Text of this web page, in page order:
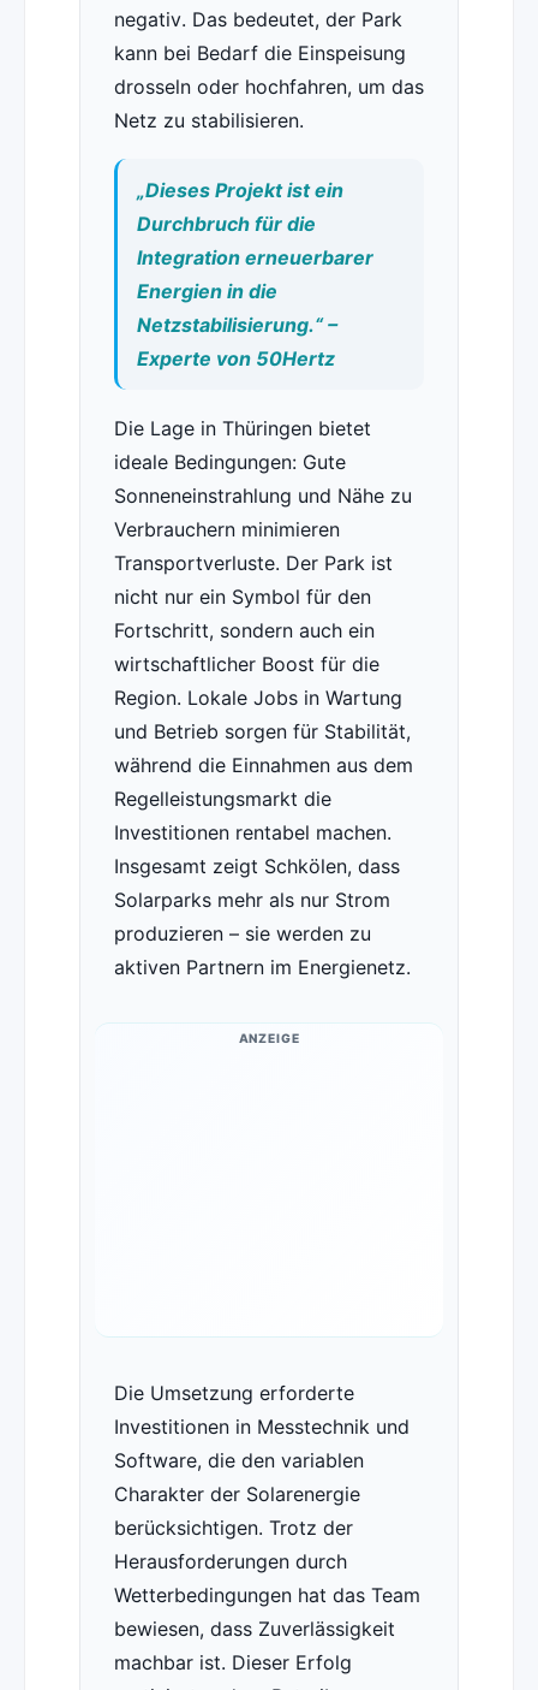
negativ. Das bedeutet, der Park
kann bei Bedarf die Einspeisung
drosseln oder hochfahren, um das
Netz zu stabilisieren.
„Dieses Projekt ist ein
Durchbruch für die
Integration erneuerbarer
Energien in die
Netzstabilisierung.“ –
Experte von 50Hertz
Die Lage in Thüringen bietet
ideale Bedingungen: Gute
Sonneneinstrahlung und Nähe zu
Verbrauchern minimieren
Transportverluste. Der Park ist
nicht nur ein Symbol für den
Fortschritt, sondern auch ein
wirtschaftlicher Boost für die
Region. Lokale Jobs in Wartung
und Betrieb sorgen für Stabilität,
während die Einnahmen aus dem
Regelleistungsmarkt die
Investitionen rentabel machen.
Insgesamt zeigt Schkölen, dass
Solarparks mehr als nur Strom
produzieren – sie werden zu
aktiven Partnern im Energienetz.
ANZEIGE
Die Umsetzung erforderte
Investitionen in Messtechnik und
Software, die den variablen
Charakter der Solarenergie
berücksichtigen. Trotz der
Herausforderungen durch
Wetterbedingungen hat das Team
bewiesen, dass Zuverlässigkeit
machbar ist. Dieser Erfolg